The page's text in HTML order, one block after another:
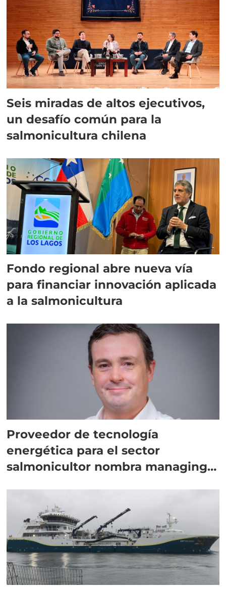
Seis miradas de altos ejecutivos,
un desafío común para la
salmonicultura chilena
Fondo regional abre nueva vía
para financiar innovación aplicada
a la salmonicultura
Proveedor de tecnología
energética para el sector
salmonicultor nombra managing